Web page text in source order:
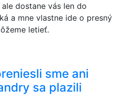
dostane vás len do
a mne vlastne ide o presný
letieť.
sme ani
sa plazili